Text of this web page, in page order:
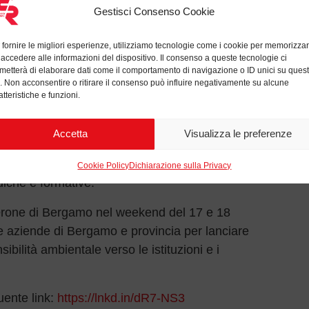
Gestisci Consenso Cookie
fornire le migliori esperienze, utilizziamo tecnologie come i cookie per
alle informazioni del dispositivo. Il consenso a queste tecnologie ci
di elaborare dati come il comportamento di navigazione o ID unici su
Non acconsentire o ritirare il consenso può influire negativamente su alcune
e funzioni.
Accetta Visualizza le preferenze
Cookie PolicyDichiarazione sulla Privacy
sostenibile è alimentato da iniziative
dall’acquisizione di certificazioni che
ambientale, e dal sostegno ad associazioni
e d’impresa sostenibili.
sponsor all’iniziativa promossa
che pone l’accento su tematiche
le energie rinnovabili, coinvolgendo
e formative.
di Bergamo nel weekend del 17 e 18
aziende di Bergamo e provincia per lanciare
ambientale verso le istituzioni e i
link: https://lnkd.in/dR7-NS3